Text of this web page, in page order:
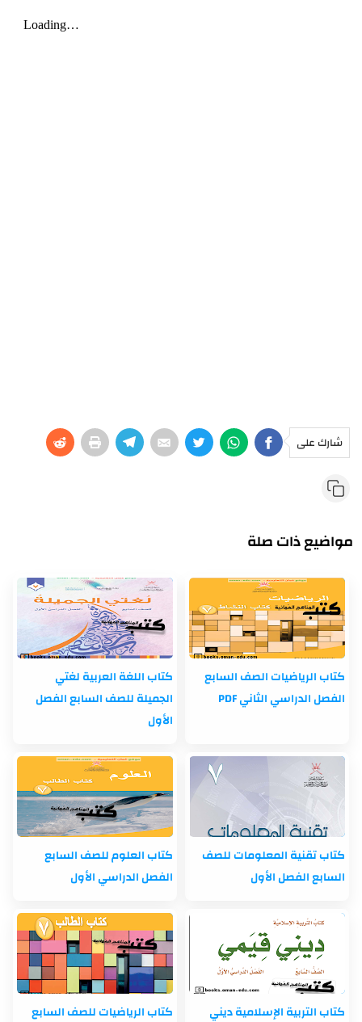
شارك على
مواضيع ذات صلة
كتاب الرياضيات الصف السابع
الفصل الدراسي الثاني PDF
كتاب اللغة العربية لغتي
الجميلة للصف السابع الفصل
الأول
كتاب تقنية المعلومات للصف
السابع الفصل الأول
كتاب العلوم للصف السابع
الفصل الدراسي الأول
كتاب التربية الإسلامية ديني
كتاب الرياضيات للصف السابع